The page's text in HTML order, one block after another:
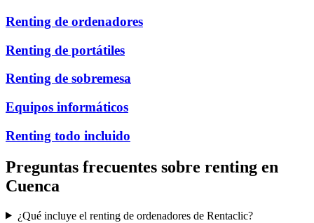
Renting de ordenadores
Renting de portátiles
Renting de sobremesa
Equipos informáticos
Renting todo incluido
Preguntas frecuentes sobre renting en
Cuenca
¿Qué incluye el renting de ordenadores de Rentaclic?